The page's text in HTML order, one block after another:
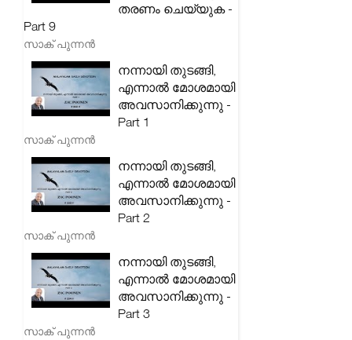
തരണം ചെയ്യുക -
Part 9
സാക് പുന്നൻ
നന്നായി തുടങ്ങി,
എന്നാൽ മോശമായി
അവസാനിക്കുന്നു -
Part 1
സാക് പുന്നൻ
നന്നായി തുടങ്ങി,
എന്നാൽ മോശമായി
അവസാനിക്കുന്നു -
Part 2
സാക് പുന്നൻ
നന്നായി തുടങ്ങി,
എന്നാൽ മോശമായി
അവസാനിക്കുന്നു -
Part 3
സാക് പുന്നൻ